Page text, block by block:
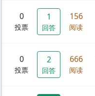
0
投票
1
回答
156
阅读
0
投票
2
回答
666
阅读